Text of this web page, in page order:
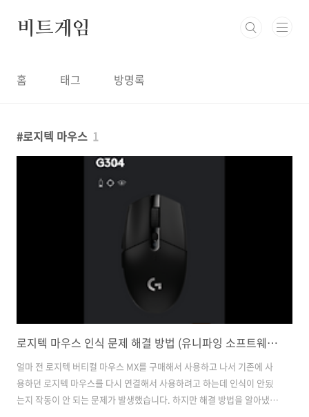
비트게임
홈 태그 방명록
로지텍 마우스 1
로지텍 마우스 인식 문제 해결 방법 (유니파잉 소프트웨어, G HUB)
얼마 전 로지텍 버티컬 마우스 MX를 구매해서 사용하고 나서 기존에 사
용하던 로지텍 마우스를 다시 연결해서 사용하려고 하는데 인식이 안됬
는지 작동이 안 되는 문제가 발생했습니다. 하지만 해결 방법을 알아냈으